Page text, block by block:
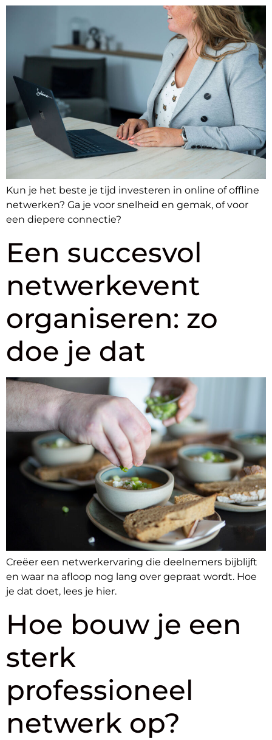
Kun je het beste je tijd investeren in online of offline
netwerken? Ga je voor snelheid en gemak, of voor
een diepere connectie?
Een succesvol
netwerkevent
organiseren: zo
doe je dat
Creëer een netwerkervaring die deelnemers bijblijft
en waar na afloop nog lang over gepraat wordt. Hoe
je dat doet, lees je hier.
Hoe bouw je een
sterk
professioneel
netwerk op?